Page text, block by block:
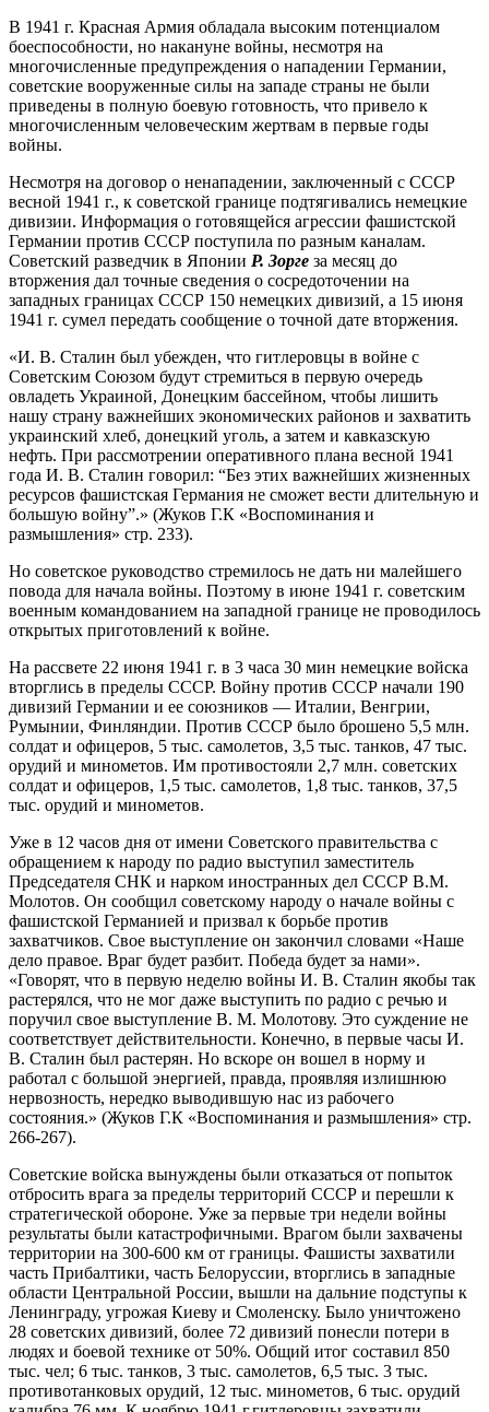
В 1941 г. Красная Армия обладала высоким потенциалом
боеспособности, но накануне войны, несмотря на
многочисленные предупреждения о нападении Германии,
советские вооруженные силы на западе страны не были
приведены в полную боевую готовность, что привело к
многочисленным человеческим жертвам в первые годы
войны.
Несмотря на договор о ненападении, заключенный с СССР
весной 1941 г., к советской границе подтягивались немецкие
дивизии. Информация о готовящейся агрессии фашистской
Германии против СССР поступила по разным каналам.
Советский разведчик в Японии Р. Зорге за месяц до
вторжения дал точные сведения о сосредоточении на
западных границах СССР 150 немецких дивизий, а 15 июня
1941 г. сумел передать сообщение о точной дате вторжения.
«И. В. Сталин был убежден, что гитлеровцы в войне с
Советским Союзом будут стремиться в первую очередь
овладеть Украиной, Донецким бассейном, чтобы лишить
нашу страну важнейших экономических районов и захватить
украинский хлеб, донецкий уголь, а затем и кавказскую
нефть. При рассмотрении оперативного плана весной 1941
года И. В. Сталин говорил: “Без этих важнейших жизненных
ресурсов фашистская Германия не сможет вести длительную и
большую войну”.» (Жуков Г.К «Воспоминания и
размышления» стр. 233).
Но советское руководство стремилось не дать ни малейшего
повода для начала войны. Поэтому в июне 1941 г. советским
военным командованием на западной границе не проводилось
открытых приготовлений к войне.
На рассвете 22 июня 1941 г. в 3 часа 30 мин немецкие войска
вторглись в пределы СССР. Войну против СССР начали 190
дивизий Германии и ее союзников — Италии, Венгрии,
Румынии, Финляндии. Против СССР было брошено 5,5 млн.
солдат и офицеров, 5 тыс. самолетов, 3,5 тыс. танков, 47 тыс.
орудий и минометов. Им противостояли 2,7 млн. советских
солдат и офицеров, 1,5 тыс. самолетов, 1,8 тыс. танков, 37,5
тыс. орудий и минометов.
Уже в 12 часов дня от имени Советского правительства с
обращением к народу по радио выступил заместитель
Председателя СНК и нарком иностранных дел СССР В.М.
Молотов. Он сообщил советскому народу о начале войны с
фашистcкой Германией и призвал к борьбе против
захватчиков. Свое выступление он закончил словами «Наше
дело правое. Враг будет разбит. Победа будет за нами».
«Говорят, что в первую неделю войны И. В. Сталин якобы так
растерялся, что не мог даже выступить по радио с речью и
поручил свое выступление В. М. Молотову. Это суждение не
соответствует действительности. Конечно, в первые часы И.
В. Сталин был растерян. Но вскоре он вошел в норму и
работал с большой энергией, правда, проявляя излишнюю
нервозность, нередко выводившую нас из рабочего
состояния.» (Жуков Г.К «Воспоминания и размышления» стр.
266-267).
Советские войска вынуждены были отказаться от попыток
отбросить врага за пределы территорий СССР и перешли к
стратегической обороне. Уже за первые три недели войны
результаты были катастрофичными. Врагом были захвачены
территории на 300-600 км от границы. Фашисты захватили
часть Прибалтики, часть Белоруссии, вторглись в западные
области Центральной России, вышли на дальние подступы к
Ленинграду, угрожая Киеву и Смоленску. Было уничтожено
28 советских дивизий, более 72 дивизий понесли потери в
людях и боевой технике от 50%. Общий итог составил 850
тыс. чел; 6 тыс. танков, 3 тыс. самолетов, 6,5 тыс. 3 тыс.
противотанковых орудий, 12 тыс. минометов, 6 тыс. орудий